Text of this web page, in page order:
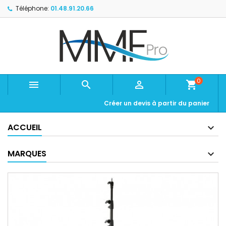
Téléphone: 01.48.91.20.66
   shopping_cart0
Créer un devis à partir du panier
ACCUEIL
MARQUES